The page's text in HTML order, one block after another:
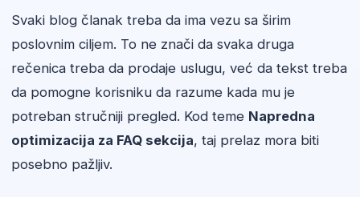
Svaki blog članak treba da ima vezu sa širim
poslovnim ciljem. To ne znači da svaka druga
rečenica treba da prodaje uslugu, već da tekst treba
da pomogne korisniku da razume kada mu je
potreban stručniji pregled. Kod teme Napredna
optimizacija za FAQ sekcija, taj prelaz mora biti
posebno pažljiv.